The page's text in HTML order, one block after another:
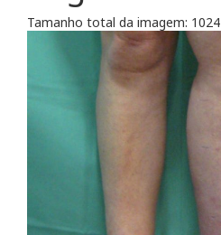
Tamanho total da imagem: 1024